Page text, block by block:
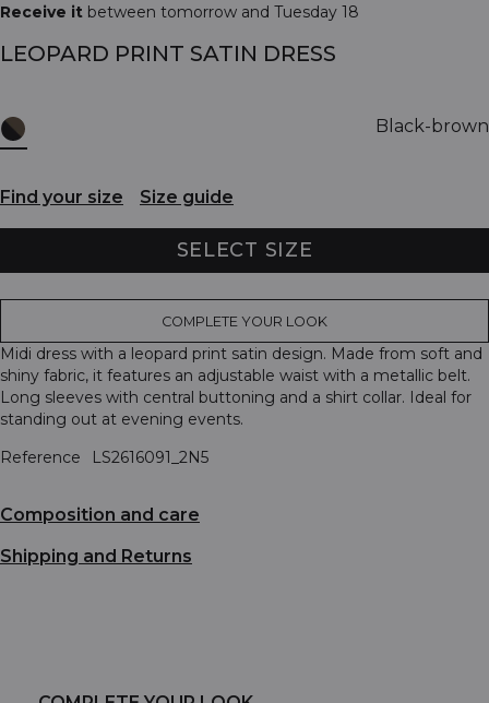
Receive it between tomorrow and Tuesday 18
LEOPARD PRINT SATIN DRESS
Black-brown
Find your size Size guide
SELECT SIZE
COMPLETE YOUR LOOK
Midi dress with a leopard print satin design. Made from soft and
shiny fabric, it features an adjustable waist with a metallic belt.
Long sleeves with central buttoning and a shirt collar. Ideal for
standing out at evening events.
Reference
LS2616091_2N5
Composition and care
Shipping and Returns